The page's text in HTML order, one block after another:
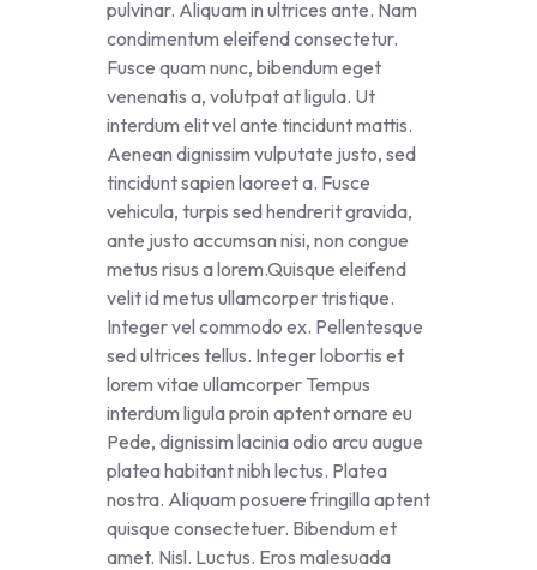
pulvinar. Aliquam in ultrices ante. Nam
condimentum eleifend consectetur.
Fusce quam nunc, bibendum eget
venenatis a, volutpat at ligula. Ut
interdum elit vel ante tincidunt mattis.
Aenean dignissim vulputate justo, sed
tincidunt sapien laoreet a. Fusce
vehicula, turpis sed hendrerit gravida,
ante justo accumsan nisi, non congue
metus risus a lorem.Quisque eleifend
velit id metus ullamcorper tristique.
Integer vel commodo ex. Pellentesque
sed ultrices tellus. Integer lobortis et
lorem vitae ullamcorper Tempus
interdum ligula proin aptent ornare eu
Pede, dignissim lacinia odio arcu augue
platea habitant nibh lectus. Platea
nostra. Aliquam posuere fringilla aptent
quisque consectetuer. Bibendum et
amet. Nisl. Luctus. Eros malesuada